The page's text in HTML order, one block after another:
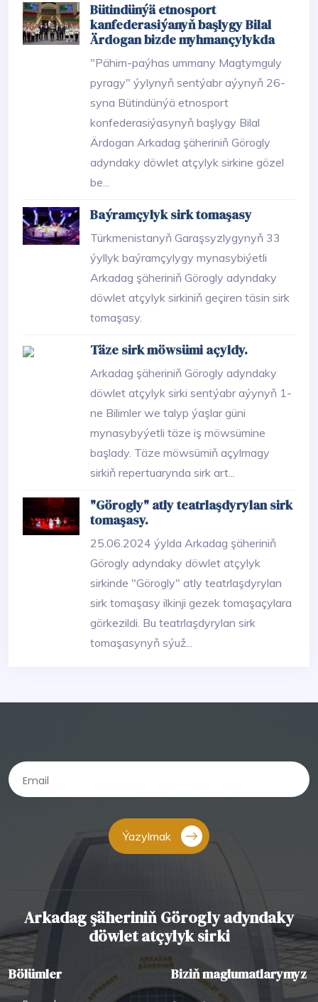
Bütindünýä etnosport
kanfederasiýanyň başlygy Bilal
Ärdogan bizde myhmançylykda
"Pähim-paýhas ummany Magtymguly
pyragy" ýylynyň sentýabr aýynyň 26-
syna Bütindünýä etnosport
konfederasiýasynyň başlygy Bilal
Ärdogan Arkadag şäheriniň Görogly
adyndaky döwlet atçylyk sirkine gözel
be...
Baýramçylyk sirk tomaşasy
Türkmenistanyň Garaşsyzlygynyň 33
ýyllyk baýramçylygy mynasybiýetli
Arkadag şäheriniň Görogly adyndaky
döwlet atçylyk sirkiniň geçiren täsin sirk
tomaşasy.
Täze sirk möwsümi açyldy.
Arkadag şäheriniň Görogly adyndaky
döwlet atçylyk sirki sentýabr aýynyň 1-
ne Bilimler we talyp ýaşlar güni
mynasybyýetli täze iş möwsümine
başlady. Täze möwsümiň açylmagy
sirkiň repertuarynda sirk art...
"Görogly" atly teatrlaşdyrylan sirk
tomaşasy.
25.06.2024 ýylda Arkadag şäheriniň
Görogly adyndaky döwlet atçylyk
sirkinde "Görogly" atly teatrlaşdyrylan
sirk tomaşasy ilkinji gezek tomaşaçylara
görkezildi. Bu teatrlaşdyrylan sirk
tomaşasynyň sýuž...
Ýazylmak
Arkadag şäheriniň Görogly adyndaky
döwlet atçylyk sirki
Bölümler Biziň maglumatlarymyz